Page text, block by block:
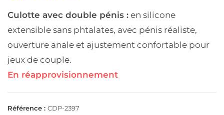
Culotte avec double pénis : en silicone
extensible sans phtalates, avec pénis réaliste,
ouverture anale et ajustement confortable pour
jeux de couple.
En réapprovisionnement
Référence : CDP-2397